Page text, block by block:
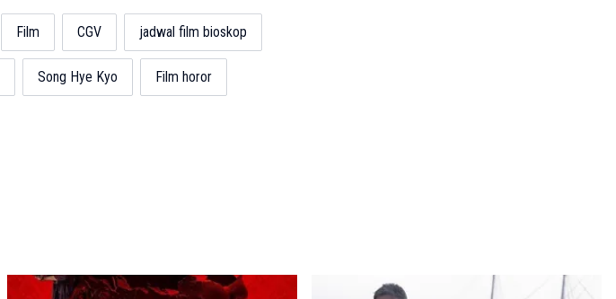
Film CGV jadwal film bioskop
Song Hye Kyo Film horor